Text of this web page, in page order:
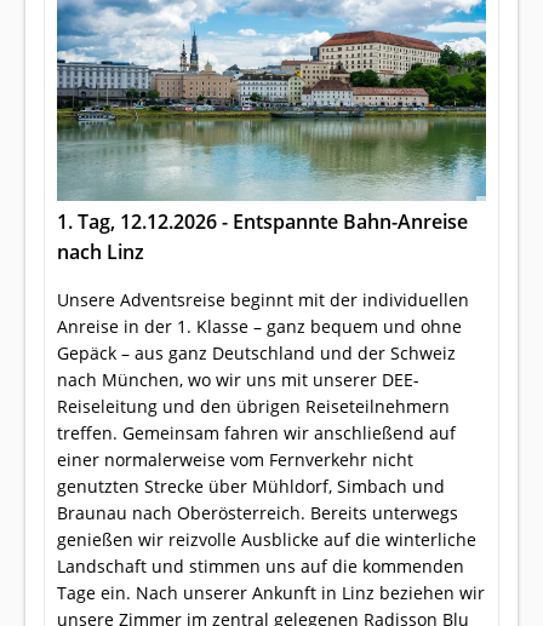
1. Tag, 12.12.2026 - Entspannte Bahn-Anreise
nach Linz
Unsere Adventsreise beginnt mit der individuellen
Anreise in der 1. Klasse – ganz bequem und ohne
Gepäck – aus ganz Deutschland und der Schweiz
nach München, wo wir uns mit unserer DEE-
Reiseleitung und den übrigen Reiseteilnehmern
treffen. Gemeinsam fahren wir anschließend auf
einer normalerweise vom Fernverkehr nicht
genutzten Strecke über Mühldorf, Simbach und
Braunau nach Oberösterreich. Bereits unterwegs
genießen wir reizvolle Ausblicke auf die winterliche
Landschaft und stimmen uns auf die kommenden
Tage ein. Nach unserer Ankunft in Linz beziehen wir
unsere Zimmer im zentral gelegenen Radisson Blu